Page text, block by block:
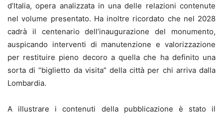
d’Italia, opera analizzata in una delle relazioni contenute
nel volume presentato. Ha inoltre ricordato che nel 2028
cadrà il centenario dell’inaugurazione del monumento,
auspicando interventi di manutenzione e valorizzazione
per restituire pieno decoro a quella che ha definito una
sorta di “biglietto da visita” della città per chi arriva dalla
Lombardia.
A illustrare i contenuti della pubblicazione è stato il